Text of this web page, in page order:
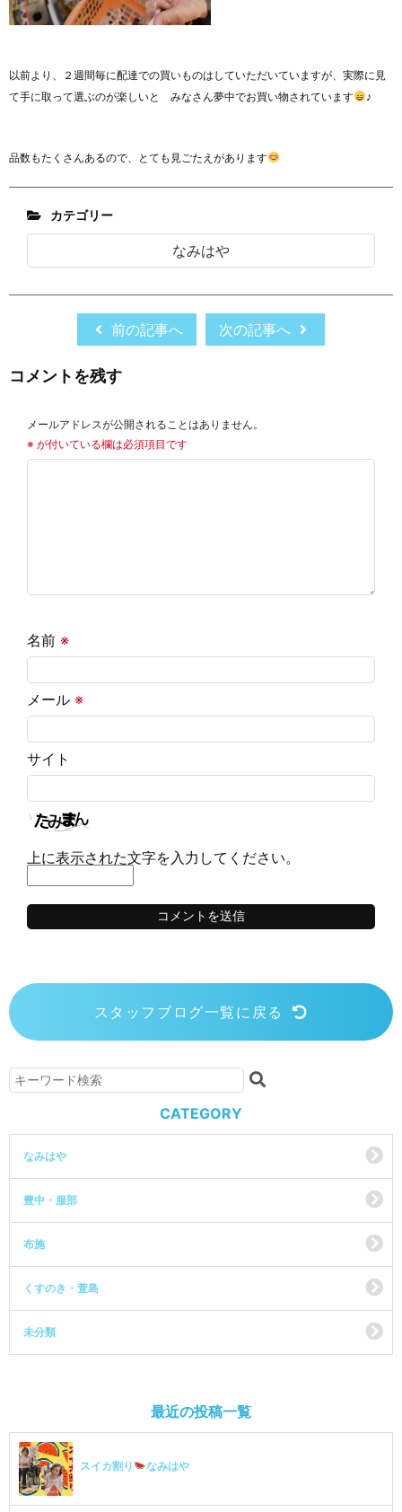
以前より、２週間毎に配達での買いものはしていただいていますが、実際に見
て手に取って選ぶのが楽しいと みなさん夢中でお買い物されています
♪
品数もたくさんあるので、とても見ごたえがあります
カテゴリー
なみはや
前の記事へ 次の記事へ
コメントを残す
メールアドレスが公開されることはありません。
※ が付いている欄は必須項目です
名前 ※
メール ※
サイト
上に表示された文字を入力してください。
スタッフブログ一覧に戻る
CATEGORY
なみはや
豊中・服部
布施
くすのき・萱島
未分類
最近の投稿一覧
スイカ割り なみはや